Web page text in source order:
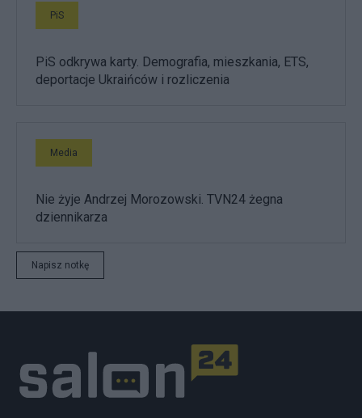
PiS
PiS odkrywa karty. Demografia, mieszkania, ETS,
deportacje Ukraińców i rozliczenia
Media
Nie żyje Andrzej Morozowski. TVN24 żegna
dziennikarza
Napisz notkę